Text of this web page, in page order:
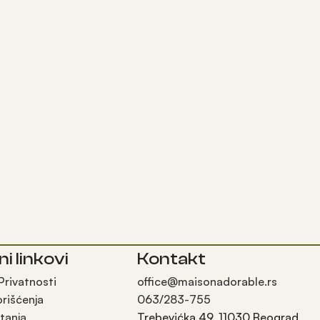
linkovi Kontakt
office@maisonadorable.rs
063/283-755
Trebevićka 49, 11030 Beograd